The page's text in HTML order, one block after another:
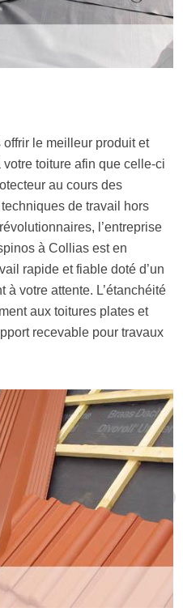
le meilleur produit et
toiture afin que celle-ci
au cours des
de travail hors
l’entreprise
à Collias est en
rapide et fiable doté d’un
votre attente. L’étanchéité
aux toitures plates et
recevable pour travaux